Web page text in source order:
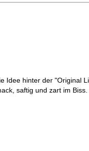
Idee hinter der "Original
saftig und zart im Biss.